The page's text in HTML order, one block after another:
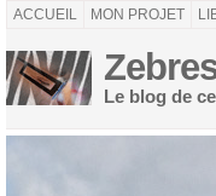
ACCUEIL MON PROJET
Le blog de